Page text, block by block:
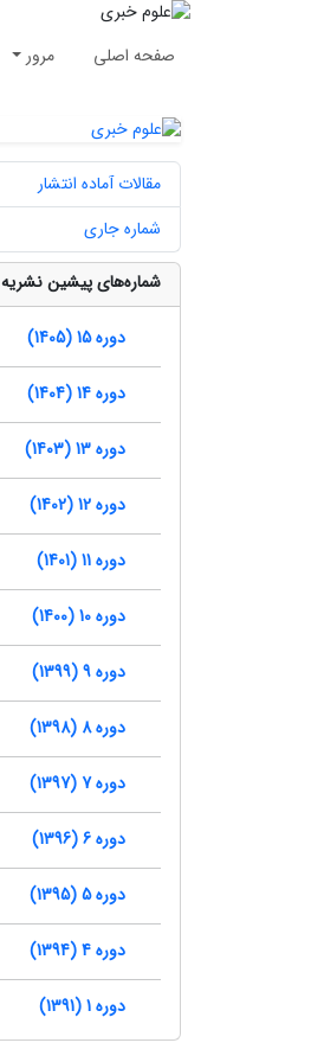
صفحه اصلی مرور
مقالات آماده انتشار
شماره جاری
شماره‌های پیشین نشریه
دوره 15 (1405)
دوره 14 (1404)
دوره 13 (1403)
دوره 12 (1402)
دوره 11 (1401)
دوره 10 (1400)
دوره 9 (1399)
دوره 8 (1398)
دوره 7 (1397)
دوره 6 (1396)
دوره 5 (1395)
دوره 4 (1394)
دوره 1 (1391)